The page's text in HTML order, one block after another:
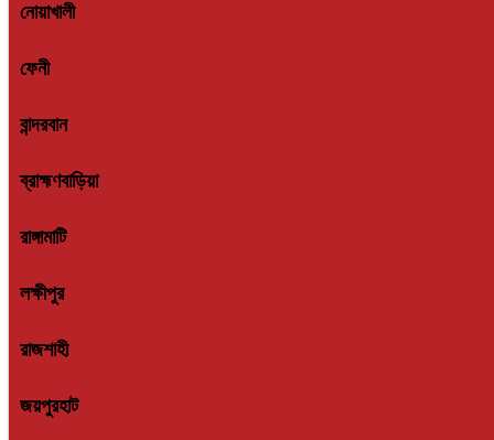
নোয়াখালী
ফেনী
বান্দরবান
ব্রাহ্মণবাড়িয়া
রাঙ্গামাটি
লক্ষীপুর
রাজশাহী
জয়পুরহাট